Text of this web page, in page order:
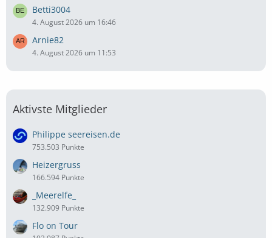
Betti3004
4. August 2026 um 16:46
Arnie82
4. August 2026 um 11:53
Aktivste Mitglieder
Philippe seereisen.de
753.503 Punkte
Heizergruss
166.594 Punkte
_Meerelfe_
132.909 Punkte
Flo on Tour